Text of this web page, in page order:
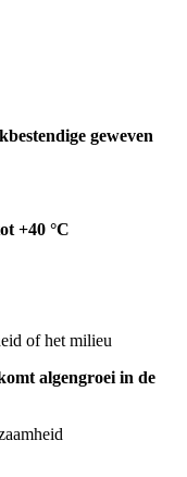
geweven
+40 °C
of het milieu
algengroei in de